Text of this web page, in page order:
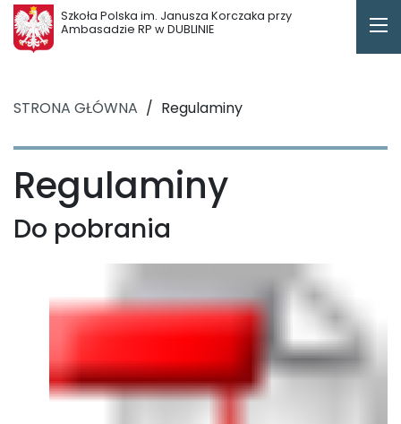
Szkoła Polska im. Janusza Korczaka przy
Ambasadzie RP w DUBLINIE
STRONA GŁÓWNA / Regulaminy
Regulaminy
Do pobrania